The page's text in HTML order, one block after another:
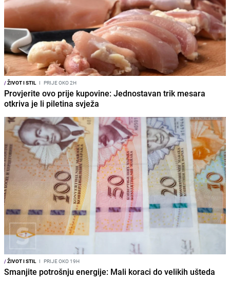
/ŽIVOT I STIL I PRIJE OKO 2H
Provjerite ovo prije kupovine: Jednostavan trik mesara
otkriva je li piletina svježa
/ŽIVOT I STIL I PRIJE OKO 19H
Smanjite potrošnju energije: Mali koraci do velikih ušteda